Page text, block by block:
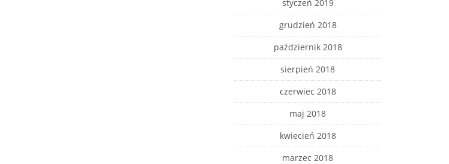
styczeń 2019
grudzień 2018
październik 2018
sierpień 2018
czerwiec 2018
maj 2018
kwiecień 2018
marzec 2018